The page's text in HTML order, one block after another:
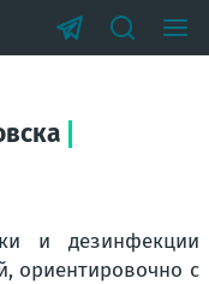
и дезинфекции
ориентировочно с